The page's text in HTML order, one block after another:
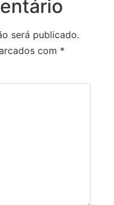
será publicado.
com *